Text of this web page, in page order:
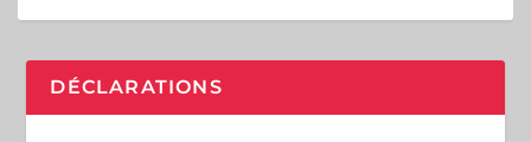
DÉCLARATIONS